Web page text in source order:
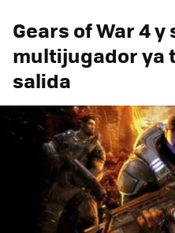
Gears of War 4 y
multijugador ya
salida